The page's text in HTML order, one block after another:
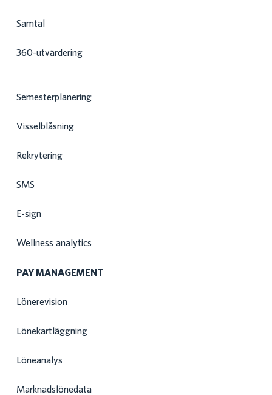
Samtal
360-utvärdering
Semesterplanering
Visselblåsning
Rekrytering
SMS
E-sign
Wellness analytics
PAY MANAGEMENT
Lönerevision
Lönekartläggning
Löneanalys
Marknadslönedata